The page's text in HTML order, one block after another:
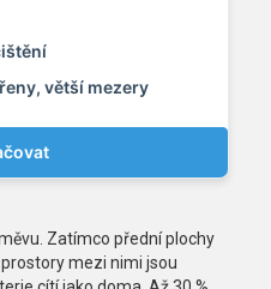
větší mezery
Zatímco přední plochy
mezi nimi jsou